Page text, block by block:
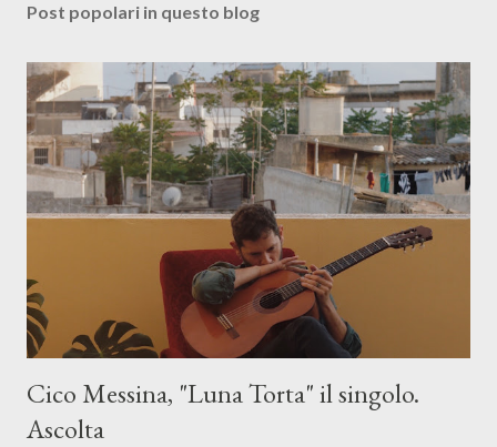
Post popolari in questo blog
Cico Messina, "Luna Torta" il singolo.
Ascolta